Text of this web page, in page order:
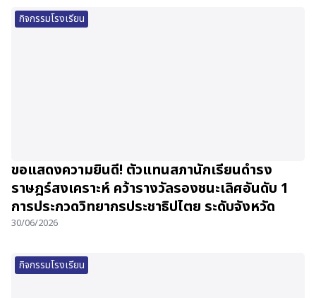
กิจกรรมโรงเรียน
ขอแสดงความยินดี! ตัวแทนสภานักเรียนดำรง
ราษฎร์สงเคราะห์ คว้ารางวัลรองชนะเลิศอันดับ 1
การประกวดวิทยากรประชาธิปไตย ระดับจังหวัด
30/06/2026
กิจกรรมโรงเรียน